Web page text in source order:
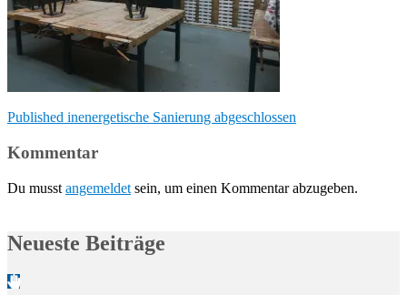
Beitragsnavigation
Published inenergetische Sanierung abgeschlossen
Kommentar
Du musst angemeldet sein, um einen Kommentar abzugeben.
Neueste Beiträge